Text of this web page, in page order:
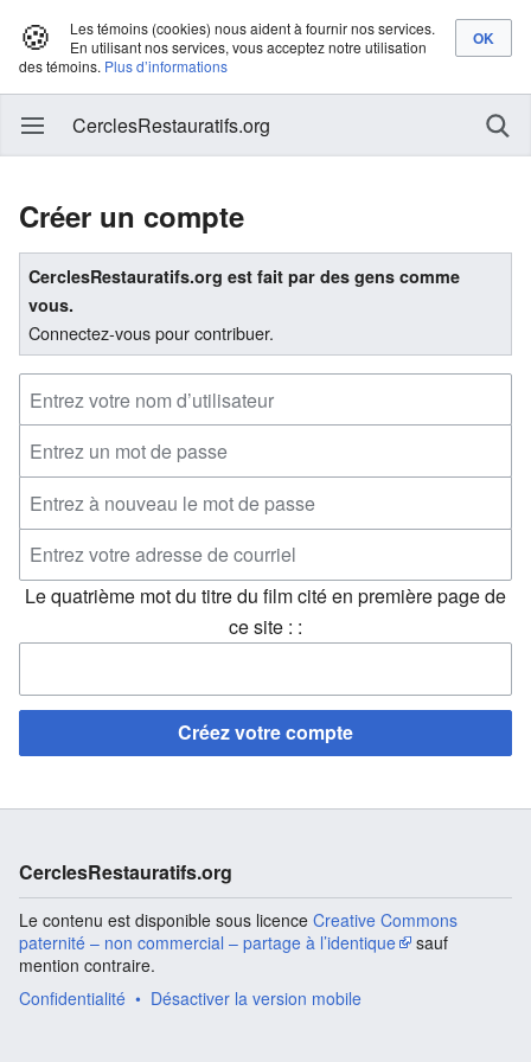
🍪
Les témoins (cookies) nous aident à fournir nos services.
En utilisant nos services, vous acceptez notre utilisation
des témoins. Plus d’informations
CerclesRestauratifs.org
Créer un compte
CerclesRestauratifs.org est fait par des gens comme
vous.
Connectez-vous pour contribuer.
Le quatrième mot du titre du film cité en première page de
ce site : :
Créez votre compte
CerclesRestauratifs.org
Le contenu est disponible sous licence Creative Commons
paternité – non commercial – partage à l’identique
sauf
mention contraire.
Confidentialité
Désactiver la version mobile